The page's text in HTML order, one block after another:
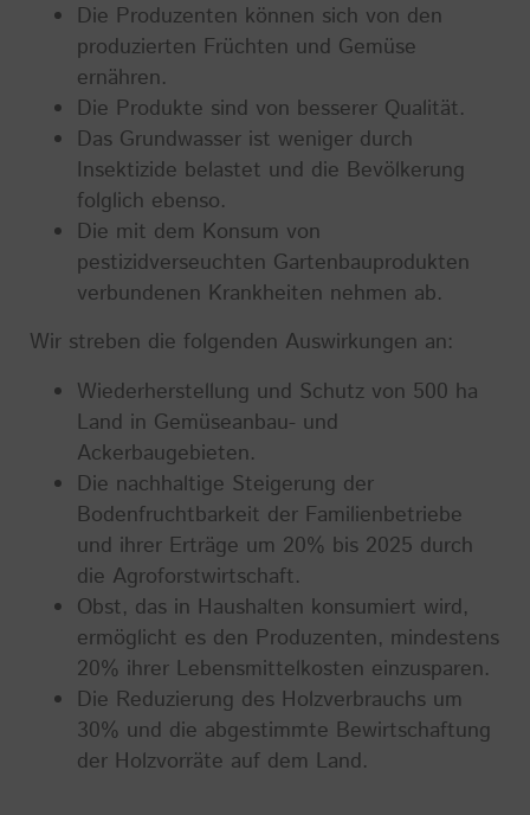
Die Produzenten können sich von den
produzierten Früchten und Gemüse
ernähren.
Die Produkte sind von besserer Qualität.
Das Grundwasser ist weniger durch
Insektizide belastet und die Bevölkerung
folglich ebenso.
Die mit dem Konsum von
pestizidverseuchten Gartenbauprodukten
verbundenen Krankheiten nehmen ab.
Wir streben die folgenden Auswirkungen an:
Wiederherstellung und Schutz von 500 ha
Land in Gemüseanbau- und
Ackerbaugebieten.
Die nachhaltige Steigerung der
Bodenfruchtbarkeit der Familienbetriebe
und ihrer Erträge um 20% bis 2025 durch
die Agroforstwirtschaft.
Obst, das in Haushalten konsumiert wird,
ermöglicht es den Produzenten, mindestens
20% ihrer Lebensmittelkosten einzusparen.
Die Reduzierung des Holzverbrauchs um
30% und die abgestimmte Bewirtschaftung
der Holzvorräte auf dem Land.